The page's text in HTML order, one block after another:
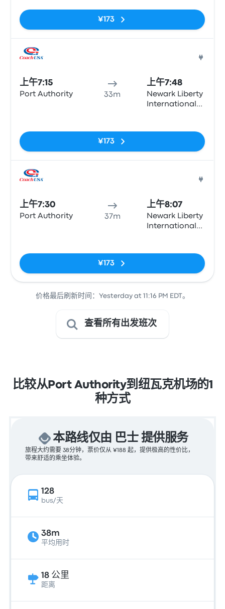
(arrivals, Zone
¥173
上午7:15
Port Authority 33m
上午7:48
Newark Liberty
International
(arrivals, Zone
¥173
上午7:30
Port Authority 37m
上午8:07
Newark Liberty
International
(arrivals, Zone
¥173
价格最后刷新时间：Yesterday at 11:16 PM EDT。
查看所有出发班次
比较从Port Authority到纽瓦克机场的1
种方式
本路线仅由 巴士 提供服务
旅程大约需要 38分钟，票价仅从 ¥188 起，提供极高的性价比，
带来舒适的乘坐体验。
128
bus/天
38m
平均用时
18 公里
距离